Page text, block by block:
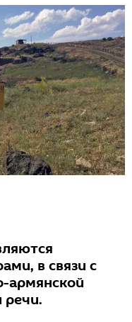
в связи с
армянской